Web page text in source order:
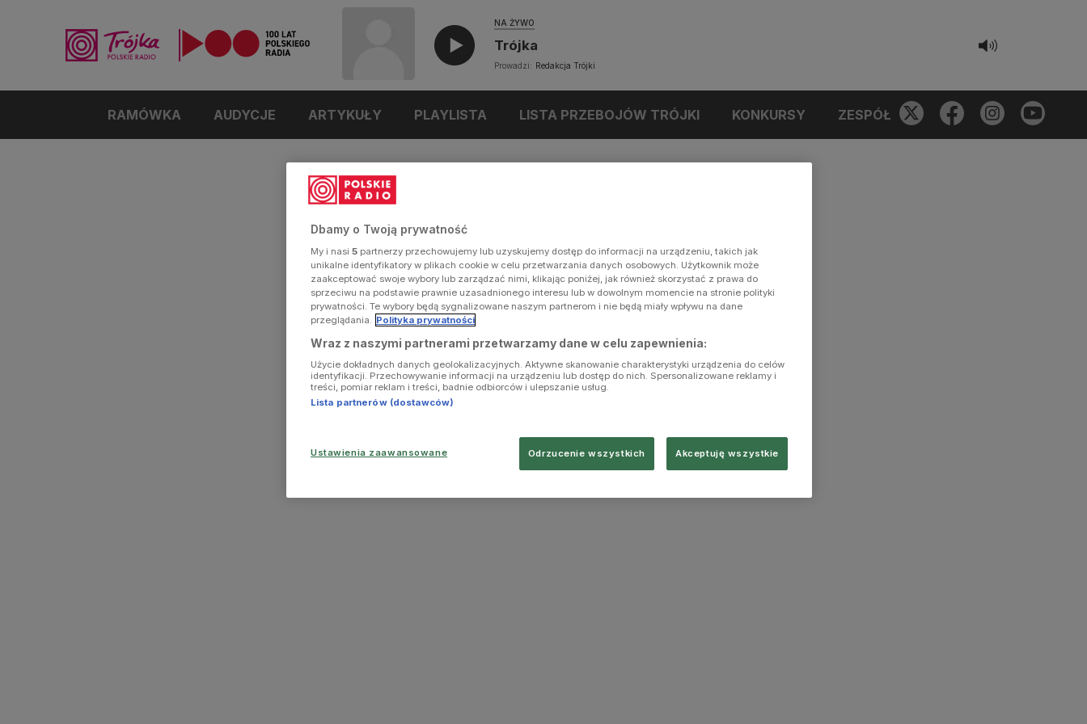
NA ŻYWO
Trójka
Prowadzi: Redakcja Trójki
RAMÓWKA AUDYCJE ARTYKUŁY PLAYLISTA LISTA PRZEBOJÓW TRÓJKI KONKURSY ZESPÓŁ
Dbamy o Twoją prywatność
My i nasi 5 partnerzy przechowujemy lub uzyskujemy dostęp do informacji na urządzeniu, takich jak
unikalne identyfikatory w plikach cookie w celu przetwarzania danych osobowych. Użytkownik może
zaakceptować swoje wybory lub zarządzać nimi, klikając poniżej, jak również skorzystać z prawa do
sprzeciwu na podstawie prawnie uzasadnionego interesu lub w dowolnym momencie na stronie polityki
prywatności. Te wybory będą sygnalizowane naszym partnerom i nie będą miały wpływu na dane
przeglądania. Polityka prywatności
Wraz z naszymi partnerami przetwarzamy dane w celu zapewnienia:
Użycie dokładnych danych geolokalizacyjnych. Aktywne skanowanie charakterystyki urządzenia do celów
identyfikacji. Przechowywanie informacji na urządzeniu lub dostęp do nich. Spersonalizowane reklamy i
treści, pomiar reklam i treści, badnie odbiorców i ulepszanie usług.
Lista partnerów (dostawców)
Ustawienia zaawansowane Odrzucenie wszystkich Akceptuję wszystkie